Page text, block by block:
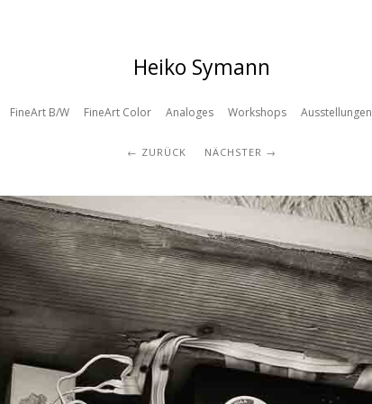
Heiko Symann
FineArt B/W FineArt Color Analoges Workshops Ausstellungen
ZURÜCK NÄCHSTER